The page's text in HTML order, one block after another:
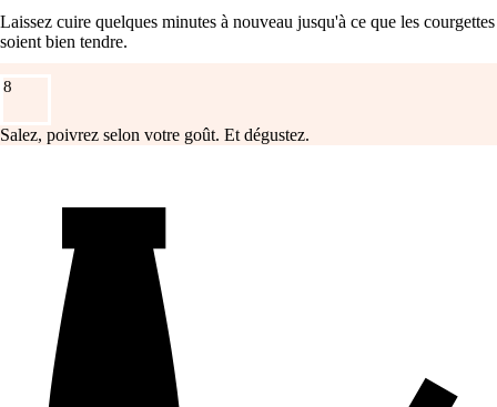
Laissez cuire quelques minutes à nouveau jusqu'à ce que les courgettes
soient bien tendre.
8
Salez, poivrez selon votre goût. Et dégustez.